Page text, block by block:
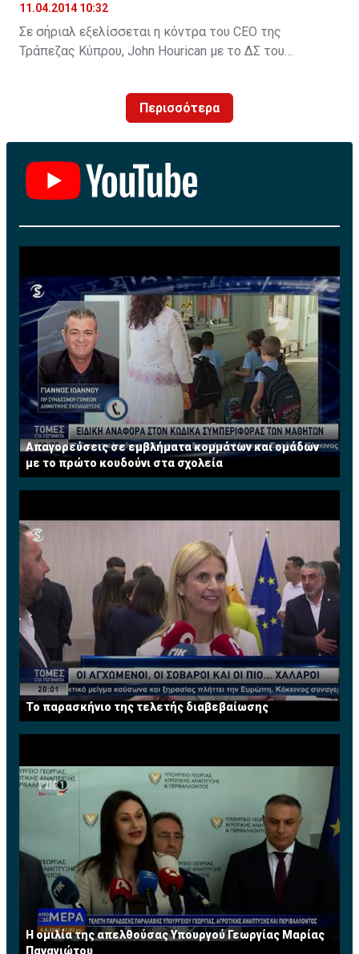
11.04.2014 10:32
Σε σήριαλ εξελίσσεται η κόντρα του CEO της
Τράπεζας Κύπρου, John Hourican με το ΔΣ του
σήμερα ποιος θα βγει αλλά αν έπρεπε να ποντάρουμε
σε κάποιον θα τα βάζαμε στο «2».
Περισσότερα
Απαγορεύσεις σε εμβλήματα κομμάτων και ομάδων
με το πρώτο κουδούνι στα σχολεία
Το παρασκήνιο της τελετής διαβεβαίωσης
Η ομιλία της απελθούσας Υπουργού Γεωργίας Μαρίας
Παναγιώτου